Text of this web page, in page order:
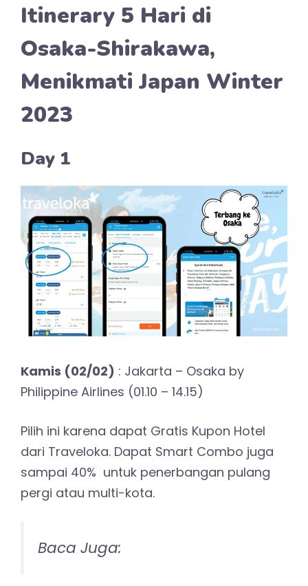
Itinerary 5 Hari di
Osaka-Shirakawa,
Menikmati Japan Winter
2023
Day 1
Kamis (02/02) : Jakarta – Osaka by
Philippine Airlines (01.10 – 14.15)
Pilih ini karena dapat Gratis Kupon Hotel
dari Traveloka. Dapat Smart Combo juga
sampai 40% untuk penerbangan pulang
pergi atau multi-kota.
Baca Juga: